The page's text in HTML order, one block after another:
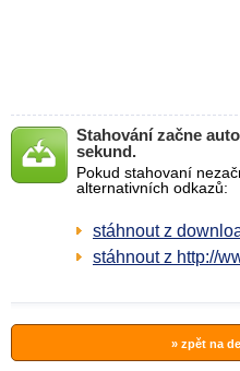
Stahování začne
sekund.
Pokud stahovaní
alternativních odkazů:
stáhnout z
stáhnout z http://
» zpět na